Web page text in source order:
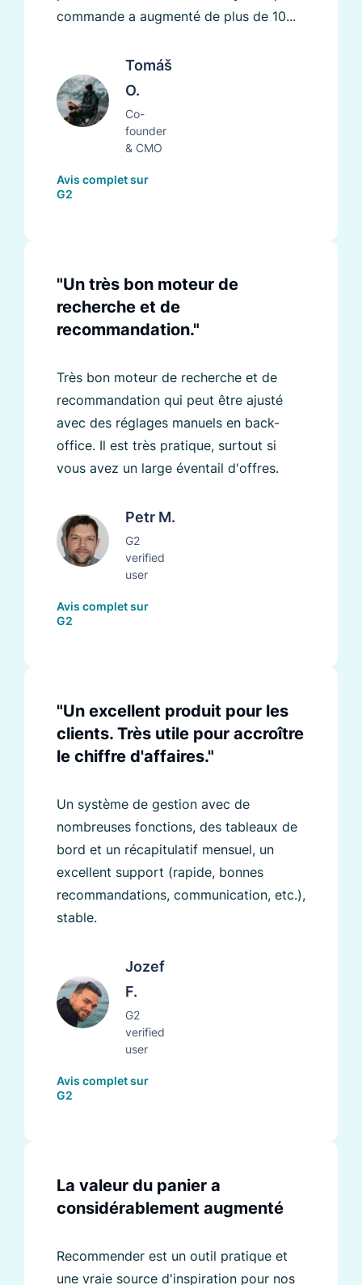
commande a augmenté de plus de 10...
Tomáš
O.
Co-
founder
& CMO
Avis complet sur
G2
"Un très bon moteur de
recherche et de
recommandation."
Très bon moteur de recherche et de
recommandation qui peut être ajusté
avec des réglages manuels en back-
office. Il est très pratique, surtout si
vous avez un large éventail d'offres.
Petr M.
G2
verified
user
Avis complet sur
G2
"Un excellent produit pour les
clients. Très utile pour accroître
le chiffre d'affaires."
Un système de gestion avec de
nombreuses fonctions, des tableaux de
bord et un récapitulatif mensuel, un
excellent support (rapide, bonnes
recommandations, communication, etc.),
stable.
Jozef
F.
G2
verified
user
Avis complet sur
G2
La valeur du panier a
considérablement augmenté
Recommender est un outil pratique et
une vraie source d'inspiration pour nos